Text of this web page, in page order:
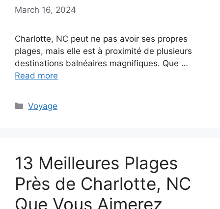
March 16, 2024
Charlotte, NC peut ne pas avoir ses propres
plages, mais elle est à proximité de plusieurs
destinations balnéaires magnifiques. Que …
Read more
Categories
Voyage
13 Meilleures Plages
Près de Charlotte, NC
Que Vous Aimerez